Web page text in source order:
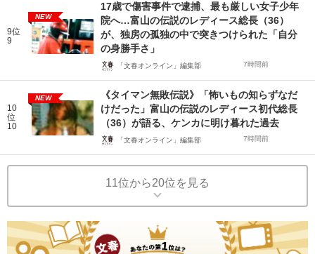
9位
9
NEW
17歳で傷害事件で逮捕、最も厳しい女子少年
院へ…富山の伝説のレディース総長（36）
が、独房の孤独の中で突きつけられた「自分
の身勝手さ」
「文春オンライン」編集部 7時間前
10
位
10
NEW
《タイマン無敗伝説》「怖いもの知らずなだ
けだった」富山の伝説のレディース初代総長
（36）が語る、ケンカに明け暮れた過去
「文春オンライン」編集部 7時間前
11位から20位を見る